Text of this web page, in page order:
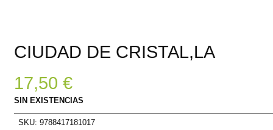
CIUDAD DE CRISTAL,LA
17,50 €
SIN EXISTENCIAS
SKU: 9788417181017